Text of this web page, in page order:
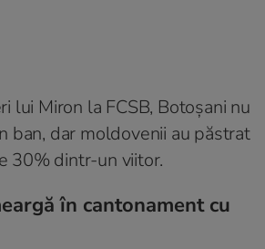
lui Miron la FCSB, Botoșani nu
ban, dar moldovenii au păstrat
30% dintr-un viitor.
în cantonament cu